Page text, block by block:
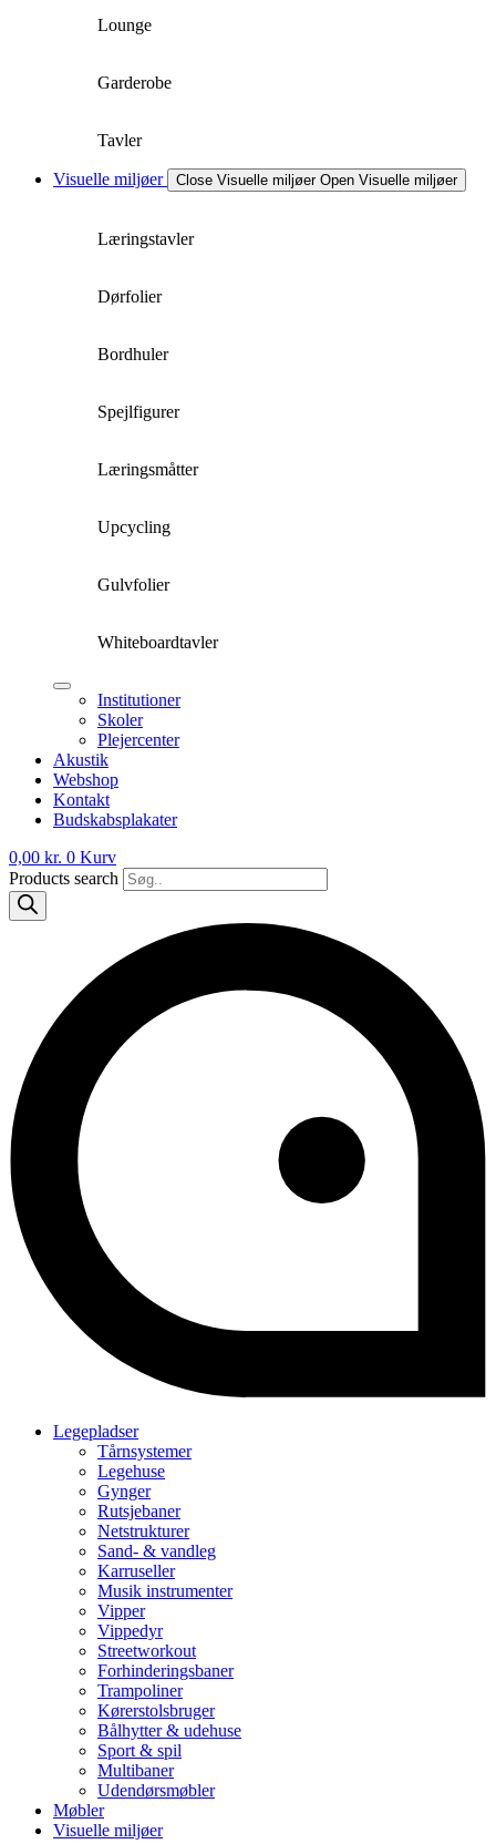
Lounge
Garderobe
Tavler
Visuelle miljøer Close Visuelle miljøer Open Visuelle miljøer
Læringstavler
Dørfolier
Bordhuler
Spejlfigurer
Læringsmåtter
Upcycling
Gulvfolier
Whiteboardtavler
Institutioner
Skoler
Plejercenter
Akustik
Webshop
Kontakt
Budskabsplakater
0,00 kr. 0 Kurv
Products search
Legepladser
Tårnsystemer
Legehuse
Gynger
Rutsjebaner
Netstrukturer
Sand- & vandleg
Karruseller
Musik instrumenter
Vipper
Vippedyr
Streetworkout
Forhinderingsbaner
Trampoliner
Kørerstolsbruger
Bålhytter & udehuse
Sport & spil
Multibaner
Udendørsmøbler
Møbler
Visuelle miljøer